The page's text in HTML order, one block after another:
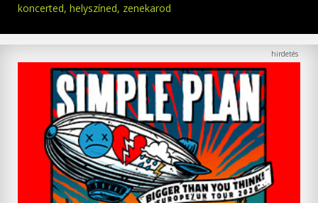
koncerted, helyszíned, zenekarod